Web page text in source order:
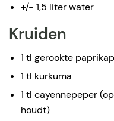
+/- 1,5 liter water
Kruiden
1 tl gerookte
1 tl kurkuma
1 tl cayennepeper
houdt)